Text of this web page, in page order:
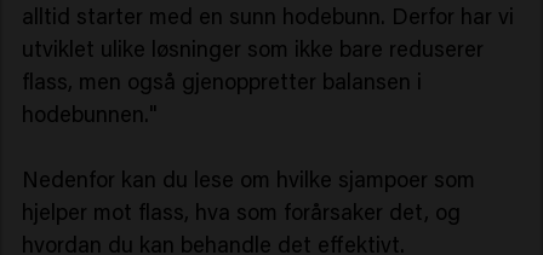
alltid starter med en sunn hodebunn. Derfor har vi
utviklet ulike løsninger som ikke bare reduserer
flass, men også gjenoppretter balansen i
hodebunnen."
Nedenfor kan du lese om hvilke sjampoer som
hjelper mot flass, hva som forårsaker det, og
hvordan du kan behandle det effektivt.